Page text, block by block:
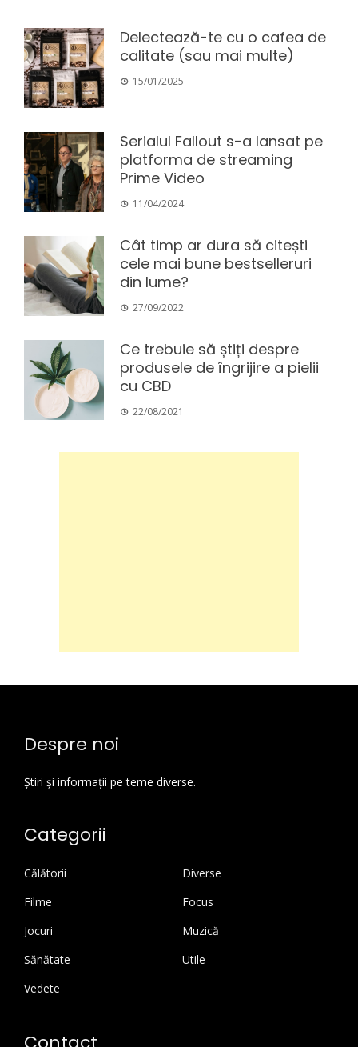
Delectează-te cu o cafea de
calitate (sau mai multe)
15/01/2025
Serialul Fallout s-a lansat pe
platforma de streaming
Prime Video
11/04/2024
Cât timp ar dura să citești
cele mai bune bestselleruri
din lume?
27/09/2022
Ce trebuie să știți despre
produsele de îngrijire a pielii
cu CBD
22/08/2021
Despre noi
Știri și informații pe teme diverse.
Categorii
Călătorii
Diverse
Filme
Focus
Jocuri
Muzică
Sănătate
Utile
Vedete